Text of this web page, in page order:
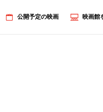
公開予定の映画 映画館